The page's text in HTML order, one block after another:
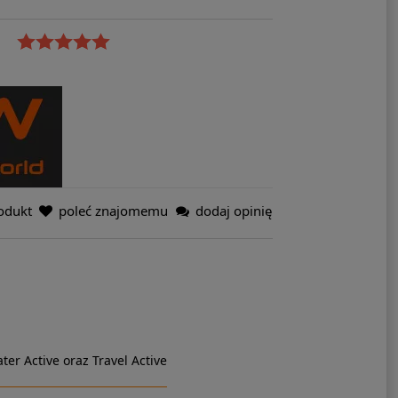
poleć znajomemu dodaj opinię
Active oraz Travel Active